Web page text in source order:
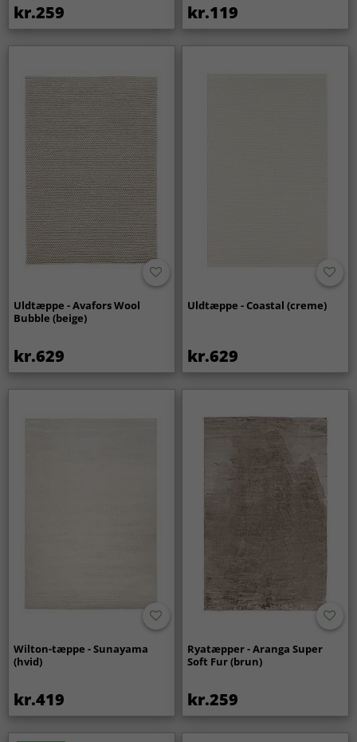
kr.259 kr.119
Uldtæppe - Avafors Wool
Bubble (beige)
kr.629
Uldtæppe - Coastal (creme)
kr.629
Wilton-tæppe - Sunayama
(hvid)
kr.419
Ryatæpper - Aranga Super
Soft Fur (brun)
kr.259